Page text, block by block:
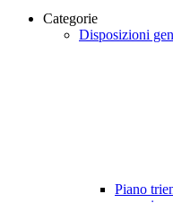
Categorie
Disposizioni
Piano